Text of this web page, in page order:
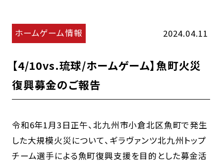
ホームゲーム情報 2024.04.11
【4/10vs.琉球/ホームゲーム】魚町火災
復興募金のご報告
令和6年1月3日正午、北九州市小倉北区魚町で発生
した大規模火災について、ギラヴァンツ北九州トップ
チーム選手による魚町復興支援を目的とした募金活